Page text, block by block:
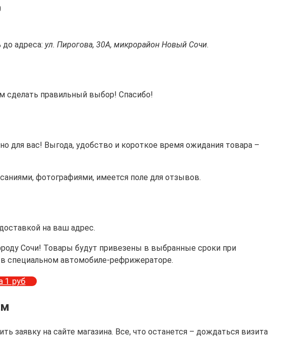
адреса: ул. Пирогова, 30А, микрорайон Новый Сочи.
сделать правильный выбор! Спасибо!
для вас! Выгода, удобство и короткое время ожидания товара –
фотографиями, имеется поле для отзывов.
на ваш адрес.
Сочи! Товары будут привезены в выбранные сроки при
специальном автомобиле-рефрижераторе.
1 руб
на сайте магазина. Все, что останется – дождаться визита